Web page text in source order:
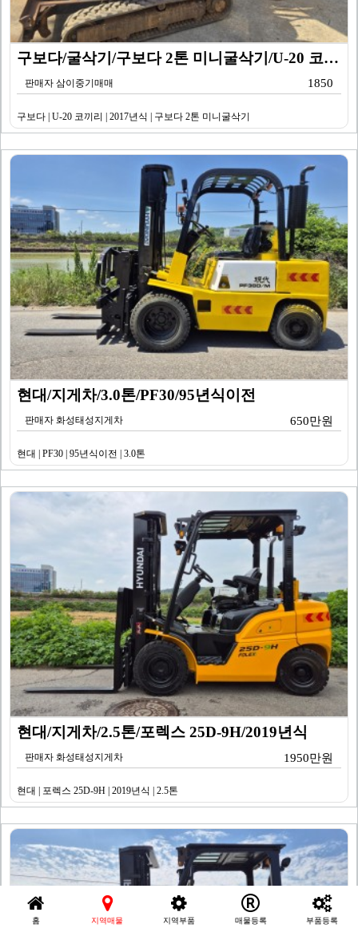
구보다/굴삭기/구보다 2톤 미니굴삭기/U-20 코끼리/…
판매자 삼이중기매매 1850
구보다 | U-20 코끼리 | 2017년식 | 구보다 2톤 미니굴삭기
현대/지게차/3.0톤/PF30/95년식이전
판매자 화성태성지게차 650만원
현대 | PF30 | 95년식이전 | 3.0톤
현대/지게차/2.5톤/포렉스 25D-9H/2019년식
판매자 화성태성지게차 1950만원
현대 | 포렉스 25D-9H | 2019년식 | 2.5톤
홈 지역매물 지역부품 매물등록 부품등록